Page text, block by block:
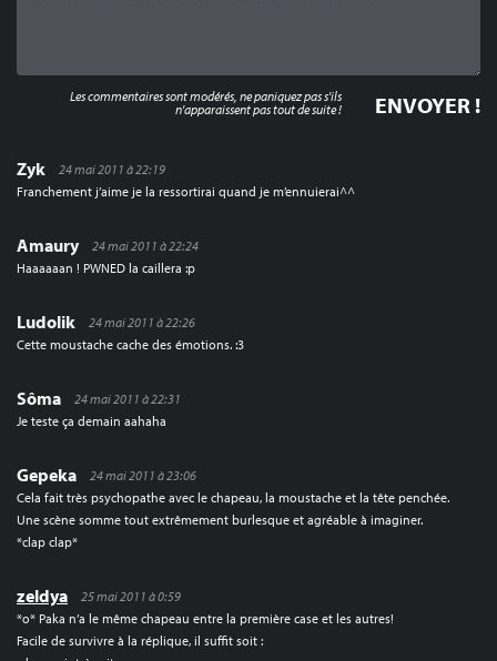
Zyk
24 mai 2011 à 22:19
Franchement j’aime je la ressortirai quand je m’ennuierai^^
Amaury
24 mai 2011 à 22:24
Haaaaaan ! PWNED la caillera :p
Ludolik
24 mai 2011 à 22:26
Cette moustache cache des émotions. :3
Sôma
24 mai 2011 à 22:31
Je teste ça demain aahaha
Gepeka
24 mai 2011 à 23:06
Cela fait très psychopathe avec le chapeau, la moustache et la tête penchée.
Une scène somme tout extrêmement burlesque et agréable à imaginer.
*clap clap*
zeldya
25 mai 2011 à 0:59
*o* Paka n’a le même chapeau entre la première case et les autres!
Facile de survivre à la réplique, il suffit soit :
Les commentaires sont modérés, ne paniquez pas s'ils
n'apparaissent pas tout de suite !